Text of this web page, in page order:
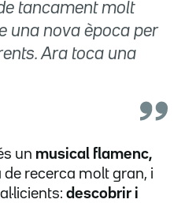
tancament molt
una nova època per
Ara toca una
un musical flamenc,
recerca molt gran, i
descobrir i